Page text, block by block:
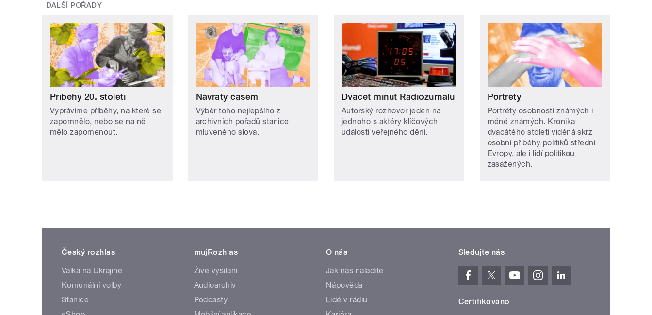
DALŠÍ POŘADY
Příběhy 20. století
Vyprávíme příběhy, na které se
zapomnělo, nebo se na ně
mělo zapomenout.
Návraty časem
Výběr toho nejlepšího z
archivních pořadů stanice
mluveného slova.
Dvacet minut Radiožurnálu
Autorský rozhovor jeden na
jednoho s aktéry klíčových
událostí veřejného dění.
Portréty
Portréty osobností známých i
méně známých. Kronika
dvacátého století viděná skrz
osobní příběhy politiků střední
Evropy, ale i lidí politikou
zasažených.
Český rozhlas
Válka na Ukrajině
Komunální volby
Stanice
mujRozhlas
Živé vysílání
Audioarchiv
Podcasty
O nás
Jak nás naladíte
Nápověda
Lidé v rádiu
Sledujte nás
Certifikováno